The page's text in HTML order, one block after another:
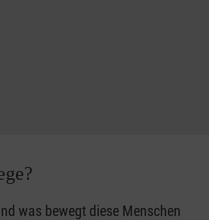
was bewegt diese Menschen